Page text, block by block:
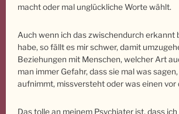
macht oder mal unglückliche Worte wählt.
Auch wenn ich das zwischendurch erkannt
habe, so fällt es mir schwer, damit
Beziehungen mit Menschen, welcher Art
man immer Gefahr, dass sie mal was
aufnimmt, missversteht oder was einen vor
Das tolle an meinem Psychiater ist, dass